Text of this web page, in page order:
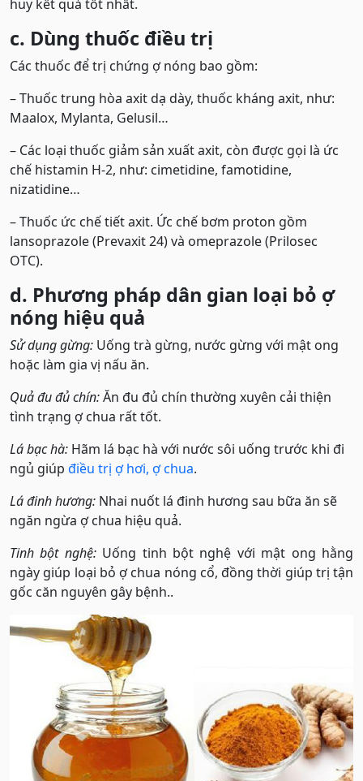
huy kết quả tốt nhất.
c. Dùng thuốc điều trị
Các thuốc để trị chứng ợ nóng bao gồm:
– Thuốc trung hòa axit dạ dày, thuốc kháng axit, như:
Maalox, Mylanta, Gelusil…
– Các loại thuốc giảm sản xuất axit, còn được gọi là ức
chế histamin H-2, như: cimetidine, famotidine,
nizatidine…
– Thuốc ức chế tiết axit. Ức chế bơm proton gồm
lansoprazole (Prevaxit 24) và omeprazole (Prilosec
OTC).
d. Phương pháp dân gian loại bỏ ợ
nóng hiệu quả
Sử dụng gừng: Uống trà gừng, nước gừng với mật ong
hoặc làm gia vị nấu ăn.
Quả đu đủ chín:Ăn đu đủ chín thường xuyên cải thiện
tình trạng ợ chua rất tốt.
Lá bạc hà: Hãm lá bạc hà với nước sôi uống trước khi đi
ngủ giúp điều trị ợ hơi, ợ chua.
Lá đinh hương: Nhai nuốt lá đinh hương sau bữa ăn sẽ
ngăn ngừa ợ chua hiệu quả.
Tinh bột nghệ:Uống tinh bột nghệ với mật ong hằng
ngày giúp loại bỏ ợ chua nóng cổ, đồng thời giúp trị tận
gốc căn nguyên gây bệnh..